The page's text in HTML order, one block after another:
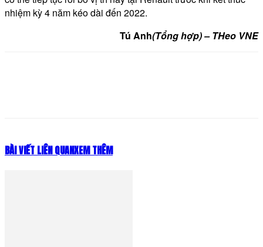
nhiệm kỳ 4 năm kéo dài đến 2022.
Tú Anh(Tổng hợp) – THeo VNE
BÀI VIẾT LIÊN QUANXEM THÊM